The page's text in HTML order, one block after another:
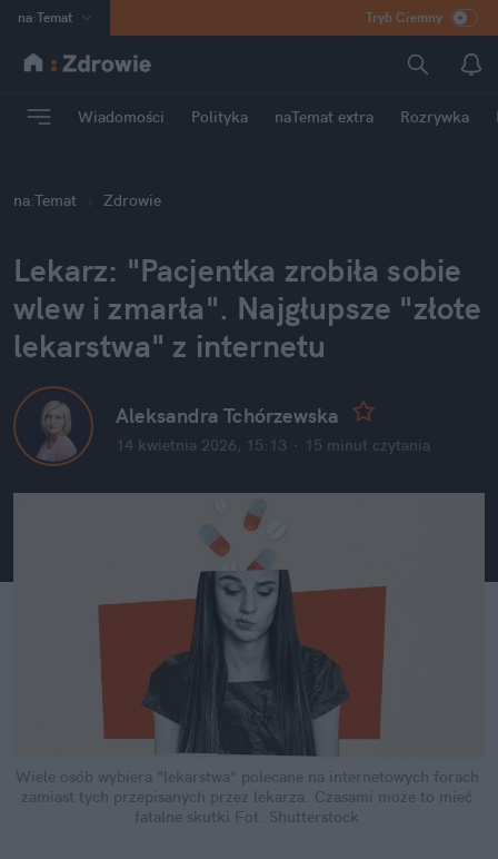
na:Temat
INN Poland
mama
Rozrywka
Tryb Ciemny
Wiadomości Polityka naTemat extra Rozrywka
na:Temat Zdrowie
Lekarz: "Pacjentka zrobiła sobie
wlew i zmarła". Najgłupsze "złote
lekarstwa" z internetu
Aleksandra Tchórzewska
14 kwietnia 2026, 15:13 · 15 minut czytania
Wiele osób wybiera "lekarstwa" polecane na internetowych forach
zamiast tych przepisanych przez lekarza. Czasami może to mieć
fatalne skutki Fot. Shutterstock